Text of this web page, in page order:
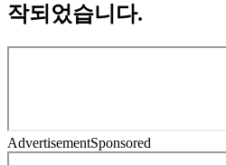
작되었습니다.
AdvertisementSponsored